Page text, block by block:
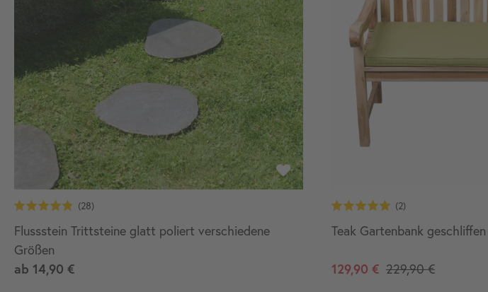
Flussstein Trittsteine glatt poliert verschiedene
Größen
ab 14,90 €
Teak Gartenbank
129,90 € 229,90 €